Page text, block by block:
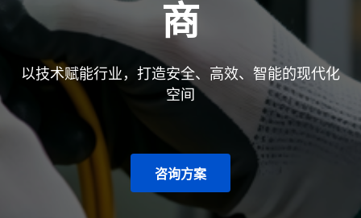
商
以技术赋能行业，打造安全、高效、智能的现代化
空间
咨询方案